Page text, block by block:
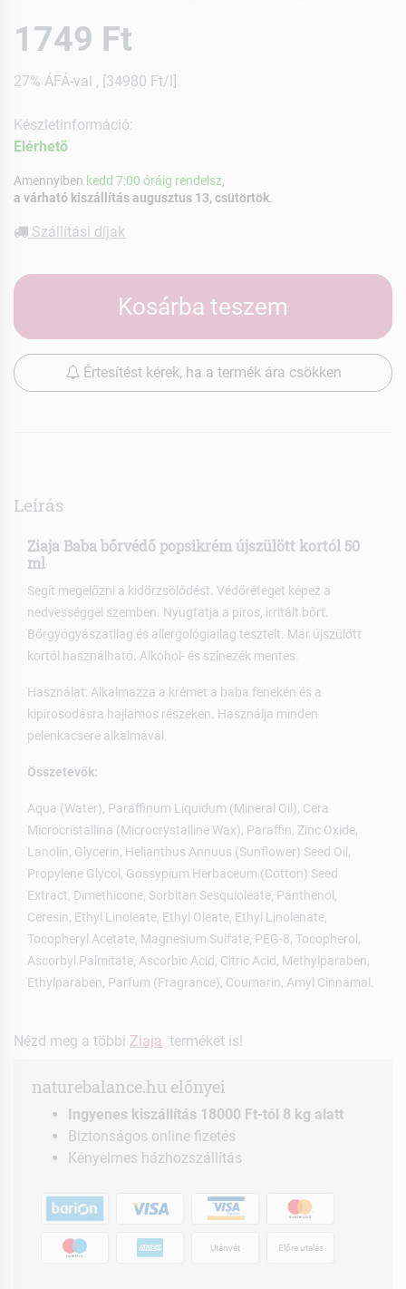
1749 Ft
27% ÁFÁ-val , [34980 Ft/l]
Készletinformáció:
Elérhetõ
Amennyiben kedd 7:00 óráig rendelsz,
a várható kiszállítás augusztus 13, csütörtök
Szállítási díjak
Kosárba teszem
Értesítést kérek, ha a termék ára csökken
Leírás
Ziaja Baba bőrvédő popsikrém újszülött kortól 50
ml
Segít megelőzni a kidörzsölődést. Védőréteget képez a
nedvességgel szemben. Nyugtatja a piros, irritált bőrt.
Bőrgyógyászatilag és allergológiailag tesztelt. Már újszülött
kortól használható. Alkohol- és színezék mentes.
Használat: Alkalmazza a krémet a baba fenekén és a
kipirosodásra hajlamos részeken. Használja minden
pelenkacsere alkalmával.
Összetevők:
Aqua (Water), Paraffinum Liquidum (Mineral Oil), Cera
Microcristallina (Microcrystalline Wax), Paraffin, Zinc Oxide,
Lanolin, Glycerin, Helianthus Annuus (Sunflower) Seed Oil,
Propylene Glycol, Gossypium Herbaceum (Cotton) Seed
Extract, Dimethicone, Sorbitan Sesquioleate, Panthenol,
Ceresin, Ethyl Linoleate, Ethyl Oleate, Ethyl Linolenate,
Tocopheryl Acetate, Magnesium Sulfate, PEG-8, Tocopherol,
Ascorbyl Palmitate, Ascorbic Acid, Citric Acid, Methylparaben,
Ethylparaben, Parfum (Fragrance), Coumarin, Amyl Cinnamal.
Nézd meg a többi Ziaja terméket is!
naturebalance.hu előnyei
Ingyenes kiszállítás 18000 Ft-tól 8 kg alatt
Biztonságos online fizetés
Kényelmes házhozszállítás
Utánvét Előre utalás